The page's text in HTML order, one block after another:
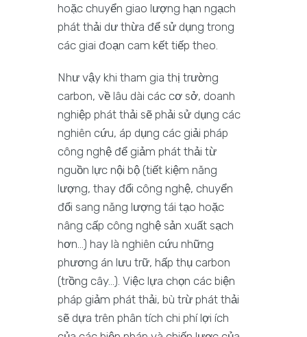
hoặc chuyển giao lượng hạn ngạch
phát thải dư thừa để sử dụng trong
các giai đoạn cam kết tiếp theo.
Như vậy khi tham gia thị trường
carbon, về lâu dài các cơ sở, doanh
nghiệp phát thải sẽ phải sử dụng các
nghiên cứu, áp dụng các giải pháp
công nghệ để giảm phát thải từ
nguồn lực nội bộ (tiết kiệm năng
lượng, thay đổi công nghệ, chuyển
đổi sang năng lượng tái tạo hoặc
nâng cấp công nghệ sản xuất sạch
hơn…) hay là nghiên cứu những
phương án lưu trữ, hấp thụ carbon
(trồng cây…). Việc lựa chọn các biện
pháp giảm phát thải, bù trừ phát thải
sẽ dựa trên phân tích chi phí lợi ích